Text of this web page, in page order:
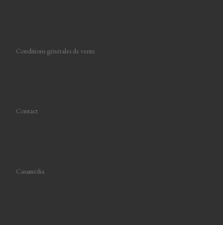
Conditions générales de vente
Contact
Casamédia